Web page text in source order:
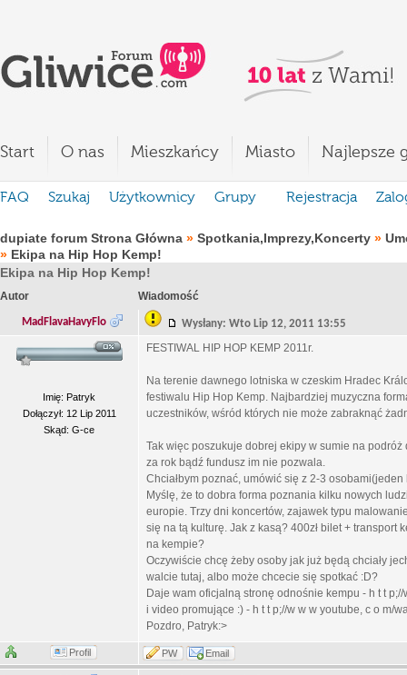
Start O nas Mieszkańcy Miasto Najlepsze
FAQ Szukaj Użytkownicy Grupy Rejestracja
dupiate forum Strona Główna » Spotkania,Imprezy,Koncerty »
» Ekipa na Hip Hop Kemp!
Ekipa na Hip Hop Kemp!
Autor Wiadomość
MadFlavaHavyFlo Wysłany: Wto Lip 12, 2011 13:55
Imię: Patryk
Dołączył: 12 Lip 2011
Skąd: G-ce
FESTIWAL HIP HOP KEMP 2011r.
Na terenie dawnego lotniska w czeskim Hradec
festiwalu Hip Hop Kemp. Najbardziej muzyczna
uczestników, wśród których nie może zabraknąć
Tak więc poszukuje dobrej ekipy w sumie na
za rok bądź fundusz im nie pozwala.
Chciałbym poznać, umówić się z 2-3
Myślę, że to dobra forma poznania kilku nowych
europie. Trzy dni koncertów, zajawek typu
się na tą kulturę. Jak z kasą? 400zł bilet + transport
na kempie?
Oczywiście chcę żeby osoby jak już będą chciały
walcie tutaj, albo może chcecie się spotkać :D?
Daje wam oficjalną stronę odnośnie kempu - h t t
i video promujące :) - h t t p;//w w w youtube, c o m/
Pozdro, Patryk:>
Profil PW Email